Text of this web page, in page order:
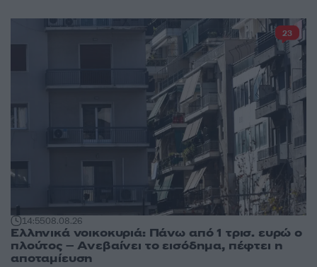
14:5508.08.26
Ελληνικά νοικοκυριά: Πάνω από 1 τρισ. ευρώ ο
πλούτος – Ανεβαίνει το εισόδημα, πέφτει η
αποταμίευση
23